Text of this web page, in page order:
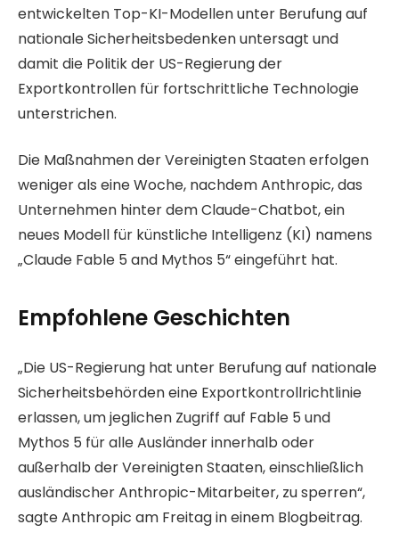
entwickelten Top-KI-Modellen unter Berufung auf
nationale Sicherheitsbedenken untersagt und
damit die Politik der US-Regierung der
Exportkontrollen für fortschrittliche Technologie
unterstrichen.
Die Maßnahmen der Vereinigten Staaten erfolgen
weniger als eine Woche, nachdem Anthropic, das
Unternehmen hinter dem Claude-Chatbot, ein
neues Modell für künstliche Intelligenz (KI) namens
„Claude Fable 5 and Mythos 5“ eingeführt hat.
Empfohlene Geschichten
i
s
t
e
m
i
E
n
d
e
d
e
r
„Die US-Regierung hat unter Berufung auf nationale
Sicherheitsbehörden eine Exportkontrollrichtlinie
erlassen, um jeglichen Zugriff auf Fable 5 und
Mythos 5 für alle Ausländer innerhalb oder
außerhalb der Vereinigten Staaten, einschließlich
ausländischer Anthropic-Mitarbeiter, zu sperren“,
sagte Anthropic am Freitag in einem Blogbeitrag.